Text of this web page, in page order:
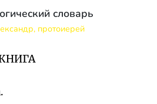
словарь
протоиерей